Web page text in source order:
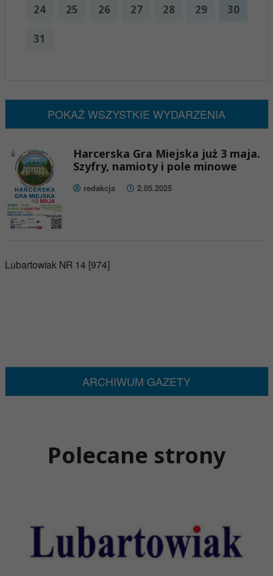
24 25 26 27 28 29 30
31
POKAŻ WSZYSTKIE WYDARZENIA
Harcerska Gra Miejska już 3 maja.
Szyfry, namioty i pole minowe
redakcja 2.05.2025
Lubartowiak NR 14 [974]
ARCHIWUM GAZETY
Polecane strony